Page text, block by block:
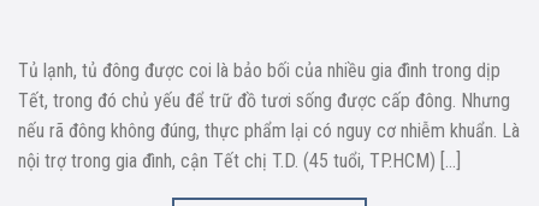
Tủ lạnh, tủ đông được coi là bảo bối của nhiều gia đình trong dịp
Tết, trong đó chủ yếu để trữ đồ tươi sống được cấp đông. Nhưng
nếu rã đông không đúng, thực phẩm lại có nguy cơ nhiễm khuẩn. Là
nội trợ trong gia đình, cận Tết chị T.D. (45 tuổi, TP.HCM) […]